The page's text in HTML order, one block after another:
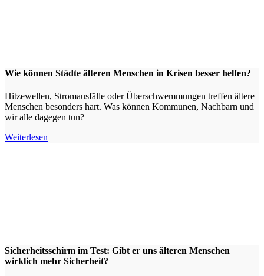
Wie können Städte älteren Menschen in Krisen besser helfen?
Hitzewellen, Stromausfälle oder Überschwemmungen treffen ältere
Menschen besonders hart. Was können Kommunen, Nachbarn und
wir alle dagegen tun?
Weiterlesen
Sicherheitsschirm im Test: Gibt er uns älteren Menschen
wirklich mehr Sicherheit?